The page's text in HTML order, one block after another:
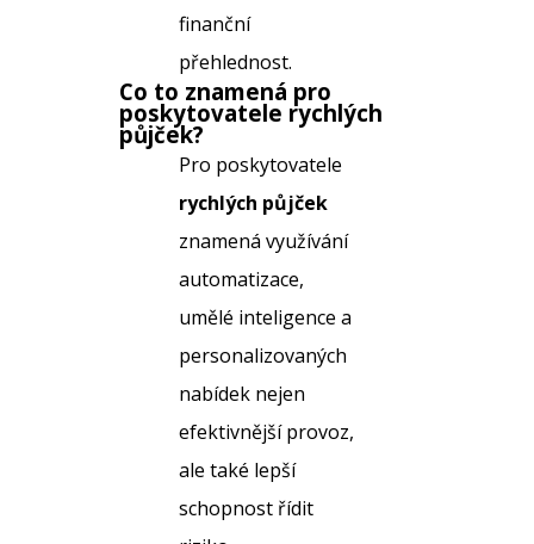
finanční
přehlednost.
Co to znamená pro
poskytovatele rychlých
půjček?
Pro poskytovatele
rychlých půjček
znamená využívání
automatizace,
umělé inteligence a
personalizovaných
nabídek nejen
efektivnější provoz,
ale také lepší
schopnost řídit